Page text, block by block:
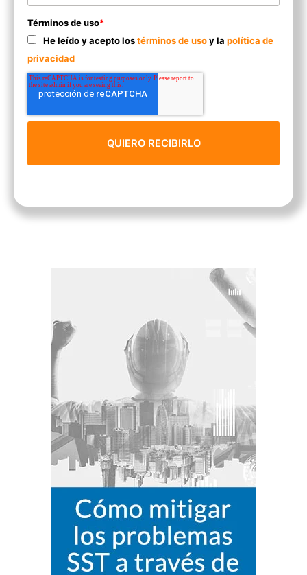
Términos de uso*
He leído y acepto lostérminos de usoy la política de
privacidad